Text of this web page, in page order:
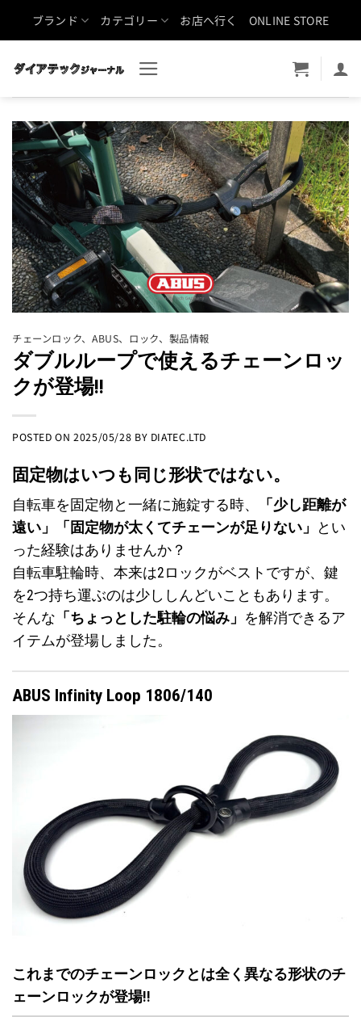
ブランド カテゴリー お店へ行く ONLINE STORE
チェーンロック、 ABUS、 ロック、 製品情報
ダブルループで使えるチェーンロッ
クが登場!!
POSTED ON2025/05/28 BY DIATEC.LTD
固定物はいつも同じ形状ではない。
自転車を固定物と一緒に施錠する時、
「少し距離が
遠い」「固定物が太くてチェーンが足りない」
とい
った経験はありませんか？
自転車駐輪時、本来は2ロックがベストですが、鍵
を2つ持ち運ぶのは少ししんどいこともあります。
そんな 「ちょっとした駐輪の悩み」 を解消できるア
イテムが登場しました。
ABUS Infinity Loop 1806/140
これまでのチェーンロックとは全く異なる形状のチ
ェーンロックが登場!!